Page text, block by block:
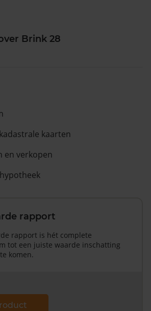
Brink 28
kaarten
en verkopen
rapport
rapport is hét complete
tot een juiste waarde inschatting
komen.